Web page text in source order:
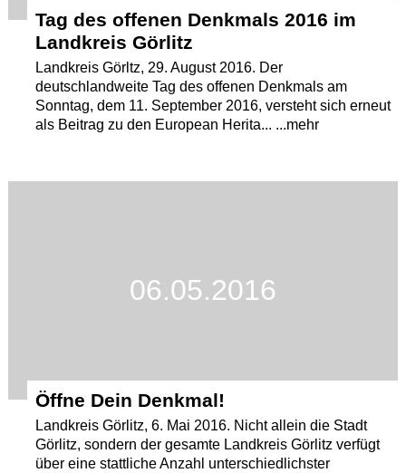
Tag des offenen Denkmals 2016 im
Landkreis Görlitz
Landkreis Görltz, 29. August 2016. Der
deutschlandweite Tag des offenen Denkmals am
Sonntag, dem 11. September 2016, versteht sich erneut
als Beitrag zu den European Herita... ...mehr
06.05.2016
Öffne Dein Denkmal!
Landkreis Görlitz, 6. Mai 2016. Nicht allein die Stadt
Görlitz, sondern der gesamte Landkreis Görlitz verfügt
über eine stattliche Anzahl unterschiedlichster